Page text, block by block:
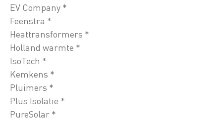
EV Company *
Feenstra *
Heattransformers *
Holland warmte *
IsoTech *
Kemkens *
Pluimers *
Plus Isolatie *
PureSolar *